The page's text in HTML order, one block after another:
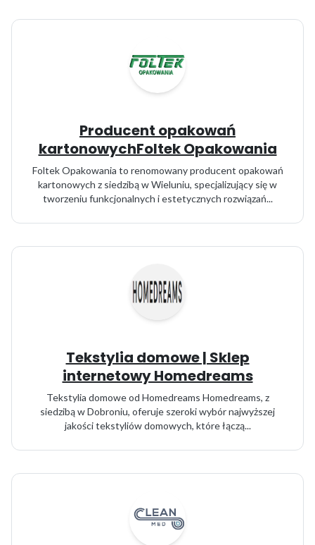
Producent opakowań
kartonowychFoltek Opakowania
Foltek Opakowania to renomowany producent opakowań
kartonowych z siedzibą w Wieluniu, specjalizujący się w
tworzeniu funkcjonalnych i estetycznych rozwiązań...
Tekstylia domowe | Sklep
internetowy Homedreams
Tekstylia domowe od Homedreams Homedreams, z
siedzibą w Dobroniu, oferuje szeroki wybór najwyższej
jakości tekstyliów domowych, które łączą...